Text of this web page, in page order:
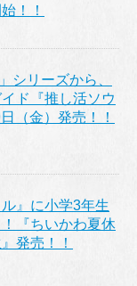
！！
シリーズから、
ド『推し活ソウ
（金）発売！！
』に小学3年生
『ちいかわ夏休
発売！！